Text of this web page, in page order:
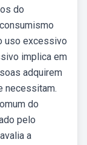
do
uso excessivo
implica em
adquirem
necessitam.
do
pelo
a